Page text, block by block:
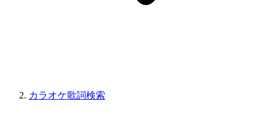
カラオケ歌詞検索